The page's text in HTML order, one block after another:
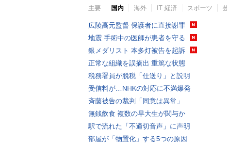
主要 国内 海外 IT 経済 スポーツ
広陵高元監督 保護者に直接謝罪
地震 手術中の医師が患者を守る
銀メダリスト 本多灯被告を起訴
正常な組織を誤摘出 重篤な状態
税務署員が脱税「仕送り」と説明
受信料が…NHKの対応に不満爆発
斉藤被告の裁判「同意は異常」
無銭飲食 複数の早大生が関与か
駅で流れた「不適切音声」に声明
部屋が「物置化」する5つの原因